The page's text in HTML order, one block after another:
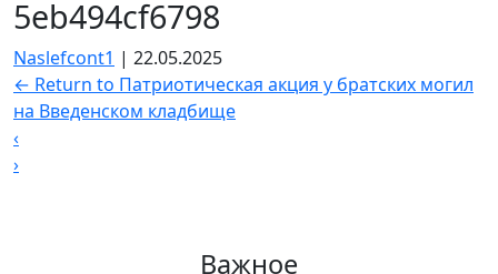
5eb494cf6798
Naslefcont1 | 22.05.2025
← Return to Патриотическая акция у братских могил
на Введенском кладбище
‹
›
Важное